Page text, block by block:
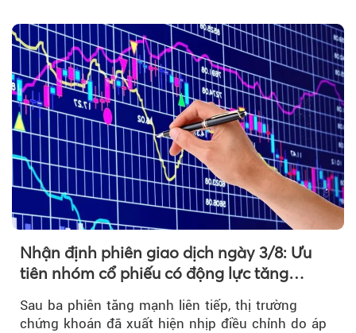
Nhận định phiên giao dịch ngày 3/8: Ưu
tiên nhóm cổ phiếu có động lực tăng
Sau ba phiên tăng mạnh liên tiếp, thị trường
chứng khoán đã xuất hiện nhịp điều chỉnh do áp